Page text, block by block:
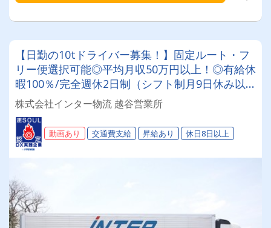
【日勤の10tドライバー募集！】固定ルート・フ
リー便選択可能◎平均月収50万円以上！◎有給休
暇100％/完全週休2日制（シフト制月9日休み以
上）大型連休の取得も可能！★未経験大歓迎！充
実の研修＆同乗研修で丁寧にお教えします！！
株式会社インター物流 越谷営業所
動画あり 交通費支給 昇給あり 休日8日以上